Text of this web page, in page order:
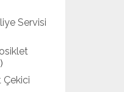
Servisi
Çekici